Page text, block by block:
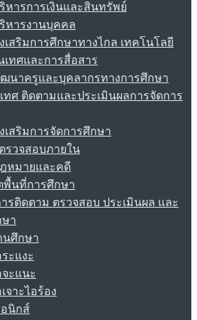
หารการเงินและสินทรัพย์
หารงานบุคคล
เสริมการศึกษาทางไกล เทคโนโลยี
เทศและการสื่อสาร
นาครูและบุคลากรทางการศึกษา
ทศ ติดตามและประเมินผลการจัดการ
เสริมการจัดการศึกษา
รวจสอบภายใน
หมายและคดี
พื้นที่การศึกษา
รติดตาม ตรวจสอบ ประเมินผล และ
ษา
นศึกษา
ะแงะ
จะแนะ
จาะไอร้อง
อนิกส์